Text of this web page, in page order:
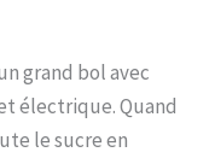
grand bol avec
électrique. Quand
le sucre en